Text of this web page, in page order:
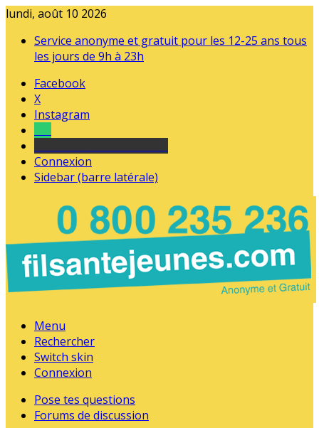
lundi, août 10 2026
Service anonyme et gratuit pour les 12-25 ans tous
les jours de 9h à 23h
Facebook
X
Instagram
Connexion
Sidebar (barre latérale)
Menu
Rechercher
Switch skin
Connexion
Pose tes questions
Forums de discussion